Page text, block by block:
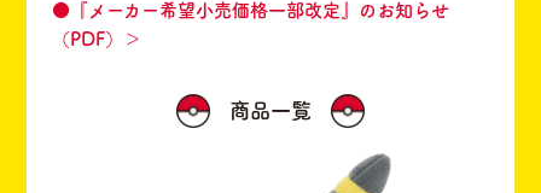
●『メーカー希望小売価格一部改定』のお知らせ
（PDF）＞
商品一覧